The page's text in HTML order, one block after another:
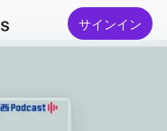
サインイン